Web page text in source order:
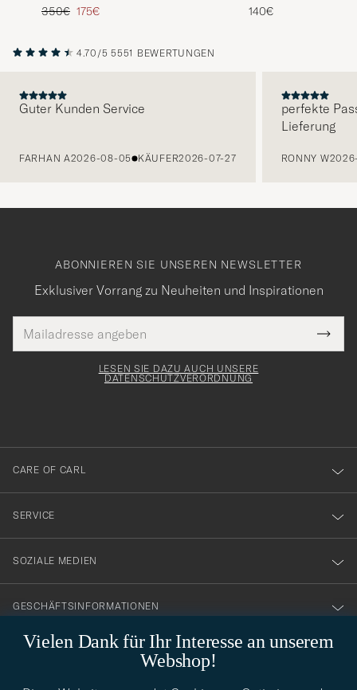
Rib Knitted Polo Sandshell
Regulärer Preis
350€ Reduzierter Preis
175€
Piké Navy Blue
140€
4.70/5 5551 BEWERTUNGEN
Guter Kunden Service
FARHAN A2026-08-05 KÄUFER2026-07-27
perfekte
Lieferung
RONNY W
Vielen Dank für Ihr Interesse an unserem
Webshop!
ABONNIEREN SIE UNSEREN NEWSLETTER
Exklusiver Vorrang zu Neuheiten und Inspirationen
Mail
Adresse
Tack
för
dig
till
vårt
nyhetsbrev!
LESEN SIE DAZU AUCH UNSERE
DATENSCHUTZVERORDNUNG
CARE OF CARL
SERVICE
SOZIALE MEDIEN
GESCHÄFTSINFORMATIONEN